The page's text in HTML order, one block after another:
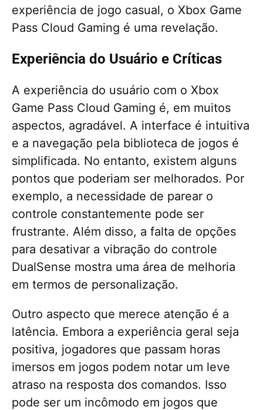
experiência de jogo casual, o Xbox Game
Pass Cloud Gaming é uma revelação.
Experiência do Usuário e Críticas
A experiência do usuário com o Xbox
Game Pass Cloud Gaming é, em muitos
aspectos, agradável. A interface é intuitiva
e a navegação pela biblioteca de jogos é
simplificada. No entanto, existem alguns
pontos que poderiam ser melhorados. Por
exemplo, a necessidade de parear o
controle constantemente pode ser
frustrante. Além disso, a falta de opções
para desativar a vibração do controle
DualSense mostra uma área de melhoria
em termos de personalização.
Outro aspecto que merece atenção é a
latência. Embora a experiência geral seja
positiva, jogadores que passam horas
imersos em jogos podem notar um leve
atraso na resposta dos comandos. Isso
pode ser um incômodo em jogos que